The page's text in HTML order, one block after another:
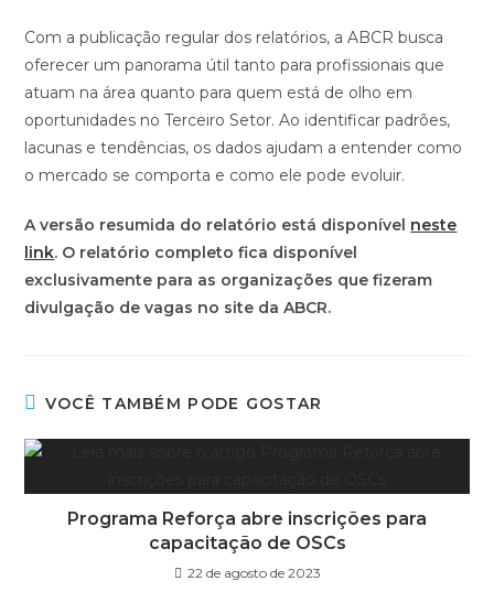
Com a publicação regular dos relatórios, a ABCR busca
oferecer um panorama útil tanto para profissionais que
atuam na área quanto para quem está de olho em
oportunidades no Terceiro Setor. Ao identificar padrões,
lacunas e tendências, os dados ajudam a entender como
o mercado se comporta e como ele pode evoluir.
A versão resumida do relatório está disponível neste
link. O relatório completo fica disponível
exclusivamente para as organizações que fizeram
divulgação de vagas no site da ABCR.
VOCÊ TAMBÉM PODE GOSTAR
Programa Reforça abre inscrições para
capacitação de OSCs
22 de agosto de 2023